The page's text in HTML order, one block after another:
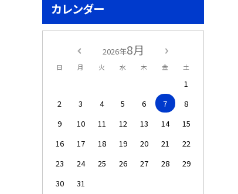
カレンダー
2026年8月
日 月 火 水 木 金 土
1
2
3 4 5 6 7
8
9
10 11 12 13 14
15
16
17 18 19 20 21
22
23
24 25 26 27 28
29
30
31